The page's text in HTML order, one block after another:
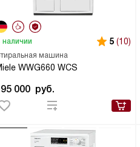
машина
WWG660 WCS
наличии 5 (10)
000 руб.